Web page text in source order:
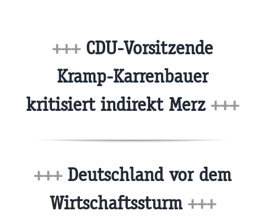
+++CDU-Vorsitzende
Kramp-Karrenbauer
kritisiert indirekt Merz +++
+++Deutschland vor dem
Wirtschafts­sturm +++